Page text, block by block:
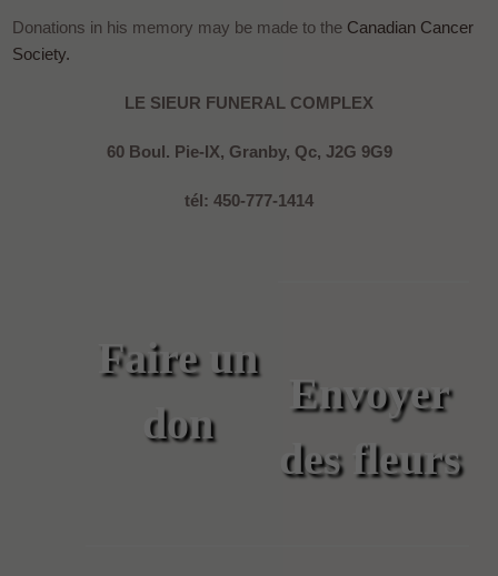
Donations in his memory may be made to the Canadian Cancer
Society.
LE SIEUR FUNERAL COMPLEX
60 Boul. Pie-IX, Granby, Qc, J2G 9G9
tél: 450-777-1414
Faire un
don
Envoyer
des fleurs